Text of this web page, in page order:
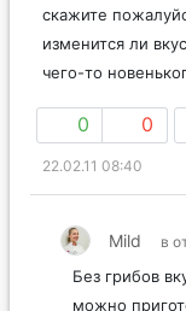
скажите
изменится ли
чего-то
0 0
22.02.11 08:40
Mild в
Без грибов
можно